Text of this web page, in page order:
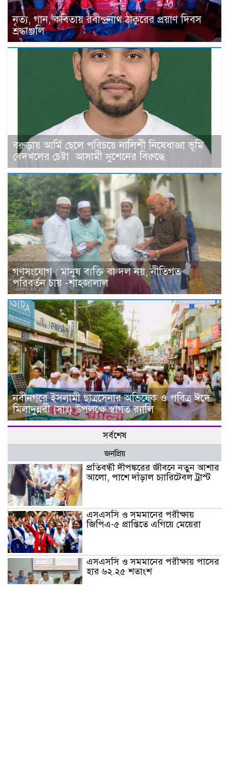
নৃত্য, গান, কবিতায় রবীন্দ্রনাথ ঠাকুরের প্রয়াণ দিবস
শ্রদ্ধাঞ্জলি
বরুড়ায় আর্মি ছেলে পরিচয়ে নালিশী নিষেধাজ্ঞা ভূমি
বেদখলের চেষ্টা আসামী সুশেনের বিরুদ্ধে
গণসংযোগ : মানুষ ব্যক্তি বা দল নয়, নীতিগত
পরিবর্তন চায় -শাহজালাল
নবীনগরে ইসলামী ছাত্রসেনার অভিষেক ও পবিত্র ঈদে
মিলাদুন্নবী (সাঃ) উপলক্ষে স্বাগত র‍্যালি
সর্বশেষ
জনপ্রিয়
প্রতিবন্ধী দীপঙ্করের জীবনে নতুন আশার
আলো, পাশে দাঁড়াল চ্যারিটেবল ট্রাস্ট
এসএসসি ও সমমানের পরীক্ষায়
জিপিএ-৫ প্রাপ্তিতে এগিয়ে মেয়েরা
এসএসসি ও সমমানের পরীক্ষায় পাসের
হার ৬২.২৫ শতাংশ